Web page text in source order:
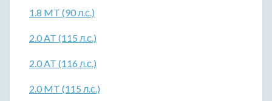
1.8 MT (90 л.с.)
2.0 AT (115 л.с.)
2.0 AT (116 л.с.)
2.0 MT (115 л.с.)